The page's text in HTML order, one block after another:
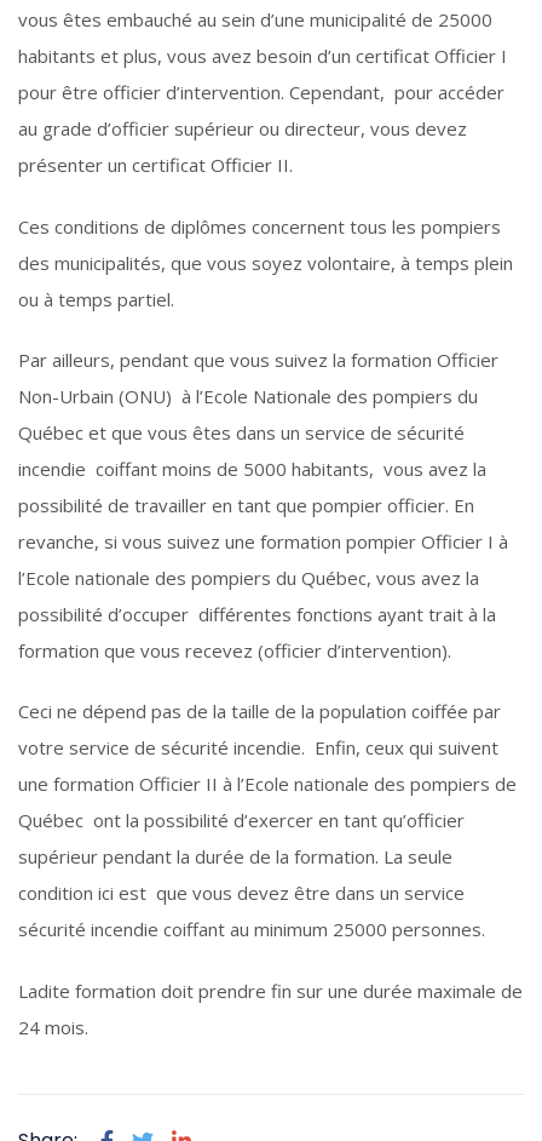
vous êtes embauché au sein d’une municipalité de 25000
habitants et plus, vous avez besoin d’un certificat Officier I
pour être officier d’intervention. Cependant, pour accéder
au grade d’officier supérieur ou directeur, vous devez
présenter un certificat Officier II.
Ces conditions de diplômes concernent tous les pompiers
des municipalités, que vous soyez volontaire, à temps plein
ou à temps partiel.
Par ailleurs, pendant que vous suivez la formation Officier
Non-Urbain (ONU) à l’Ecole Nationale des pompiers du
Québec et que vous êtes dans un service de sécurité
incendie coiffant moins de 5000 habitants, vous avez la
possibilité de travailler en tant que pompier officier. En
revanche, si vous suivez une formation pompier Officier I à
l’Ecole nationale des pompiers du Québec, vous avez la
possibilité d’occuper différentes fonctions ayant trait à la
formation que vous recevez (officier d’intervention).
Ceci ne dépend pas de la taille de la population coiffée par
votre service de sécurité incendie. Enfin, ceux qui suivent
une formation Officier II à l’Ecole nationale des pompiers de
Québec ont la possibilité d’exercer en tant qu’officier
supérieur pendant la durée de la formation. La seule
condition ici est que vous devez être dans un service
sécurité incendie coiffant au minimum 25000 personnes.
Ladite formation doit prendre fin sur une durée maximale de
24 mois.